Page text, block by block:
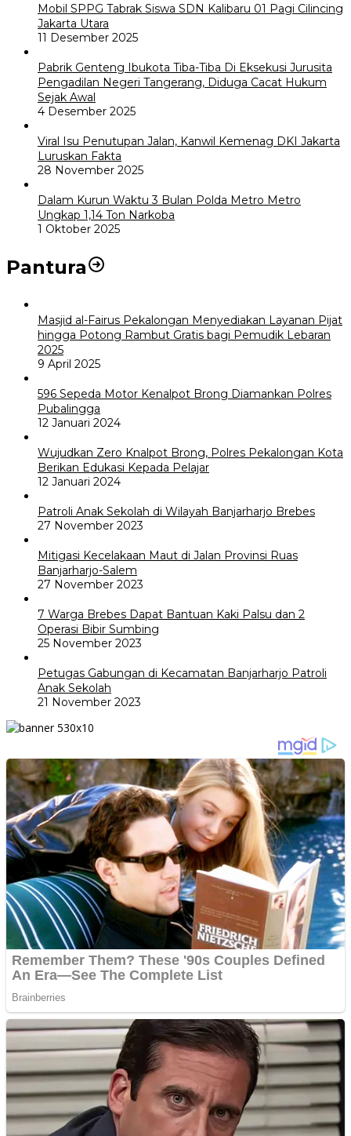
Mobil SPPG Tabrak Siswa SDN Kalibaru 01 Pagi Cilincing
Jakarta Utara
11 Desember 2025
Pabrik Genteng Ibukota Tiba-Tiba Di Eksekusi Jurusita
Pengadilan Negeri Tangerang, Diduga Cacat Hukum
Sejak Awal
4 Desember 2025
Viral Isu Penutupan Jalan, Kanwil Kemenag DKI Jakarta
Luruskan Fakta
28 November 2025
Dalam Kurun Waktu 3 Bulan Polda Metro Metro
Ungkap 1,14 Ton Narkoba
1 Oktober 2025
Pantura
Masjid al-Fairus Pekalongan Menyediakan Layanan Pijat
hingga Potong Rambut Gratis bagi Pemudik Lebaran
2025
9 April 2025
596 Sepeda Motor Kenalpot Brong Diamankan Polres
Pubalingga
12 Januari 2024
Wujudkan Zero Knalpot Brong, Polres Pekalongan Kota
Berikan Edukasi Kepada Pelajar
12 Januari 2024
Patroli Anak Sekolah di Wilayah Banjarharjo Brebes
27 November 2023
Mitigasi Kecelakaan Maut di Jalan Provinsi Ruas
Banjarharjo-Salem
27 November 2023
7 Warga Brebes Dapat Bantuan Kaki Palsu dan 2
Operasi Bibir Sumbing
25 November 2023
Petugas Gabungan di Kecamatan Banjarharjo Patroli
Anak Sekolah
21 November 2023